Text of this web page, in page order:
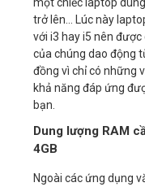
trở lên… Lúc này
với i3 hay i5 nên
của chúng dao động
đồng vì chỉ có những
khả năng đáp ứng
bạn.
Dung lượng RAM
4GB
Ngoài các ứng dụng